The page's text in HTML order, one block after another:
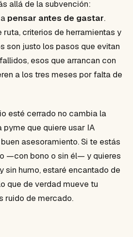
allá de la subvención:
pensar antes de gastar.
ruta, criterios de herramientas y
son justo los pasos que evitan
esos que arrancan con
a los tres meses por falta de
esté cerrado no cambia la
que quiere usar IA
asesoramiento. Si te estás
—con bono o sin él— y quieres
sin humo, estaré encantado de
que de verdad mueve tu
ruido de mercado.